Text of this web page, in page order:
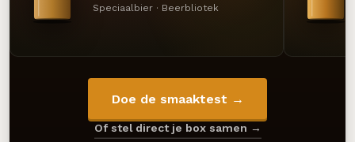
Speciaalbier · Beerbliotek
Doe de smaaktest →
Of stel direct je box samen →